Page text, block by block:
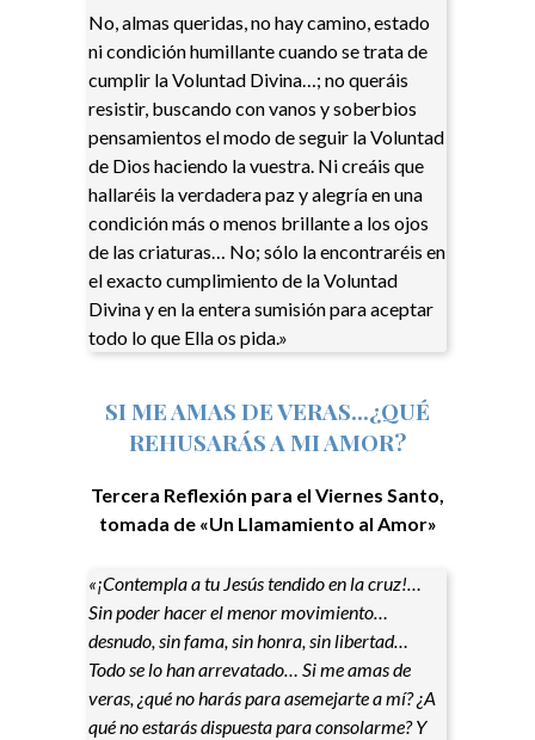
No, almas queridas, no hay camino, estado
ni condición humillante cuando se trata de
cumplir la Voluntad Divina…; no queráis
resistir, buscando con vanos y soberbios
pensamientos el modo de seguir la Voluntad
de Dios haciendo la vuestra. Ni creáis que
hallaréis la verdadera paz y alegría en una
condición más o menos brillante a los ojos
de las criaturas… No; sólo la encontraréis en
el exacto cumplimiento de la Voluntad
Divina y en la entera sumisión para aceptar
todo lo que Ella os pida.»
SI ME AMAS DE VERAS…¿QUÉ
REHUSARÁS A MI AMOR?
Tercera Reflexión para el Viernes Santo,
tomada de «Un Llamamiento al Amor»
«¡Contempla a tu Jesús tendido en la cruz!…
Sin poder hacer el menor movimiento…
desnudo, sin fama, sin honra, sin libertad…
Todo se lo han arrevatado… Si me amas de
veras, ¿qué no harás para asemejarte a mí? ¿A
qué no estarás dispuesta para consolarme? Y